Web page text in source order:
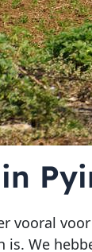
vooral
is. We